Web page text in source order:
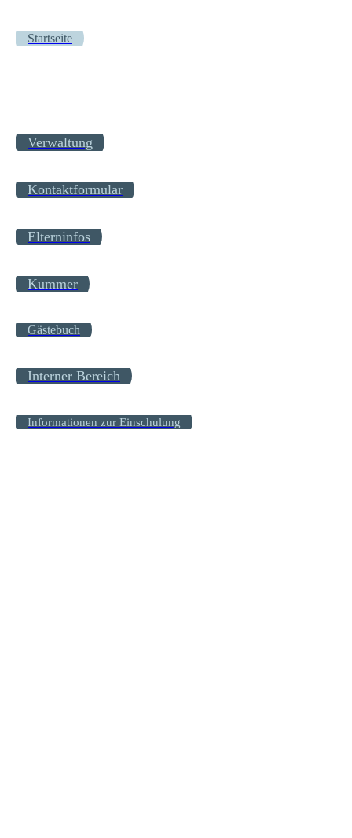
Startseite
Verwaltung
Kontaktformular
Elterninfos
Kummer
Gästebuch
Interner Bereich
Informationen zur Einschulung